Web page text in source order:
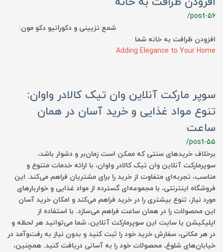
/post-56
شمع تزیینی و دکوراتیو دکو مون:
افزودن ظرافت به خانه شما
Adding Elegance to Your Home
سوپر مارکت آنلاین وان تیک کالادر واوان:
تنوع مواد غذایی و خرید آسان در همان
ساعت
/post-55
برخلاف خریدهای سنتی که ممکن است زمان‌بر و دشوار باشد،
سوپرمارکت آنلاین وان تیک کالادر واوان، با ارائه خدمات متنوع و
مناسب، تجربه‌ای متفاوت از خرید را برای مشتریان فراهم می‌کند. این
فروشگاه اینترنتی، با مجموعه‌ای گسترده از مواد غذایی و خواربارهای
مورد نیاز، تنوع بیشتری را در خرید فراهم می‌کند و امکان خرید آسان
این محصولات را در همان ساعت فراهم می‌سازد. با استفاده از
اپلیکیشن یا سایت این سوپرمارکت آنلاین، شما می‌توانید هر لحظه و
در هر مکانی، سفارش خرید خود را ثبت کنید و بدون نیاز به رفت‌و‌آمد در
خیابان‌های شلوغ، محصولات خود را به آسانی دریافت کنید. همچنین،